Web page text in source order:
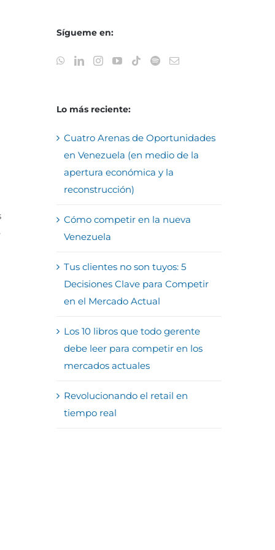
Sígueme en:
Lo más reciente:
Cuatro Arenas de Oportunidades
en Venezuela (en medio de la
apertura económica y la
reconstrucción)
Cómo competir en la nueva
Venezuela
Tus clientes no son tuyos: 5
Decisiones Clave para Competir
en el Mercado Actual
Los 10 libros que todo gerente
debe leer para competir en los
mercados actuales
Revolucionando el retail en
tiempo real